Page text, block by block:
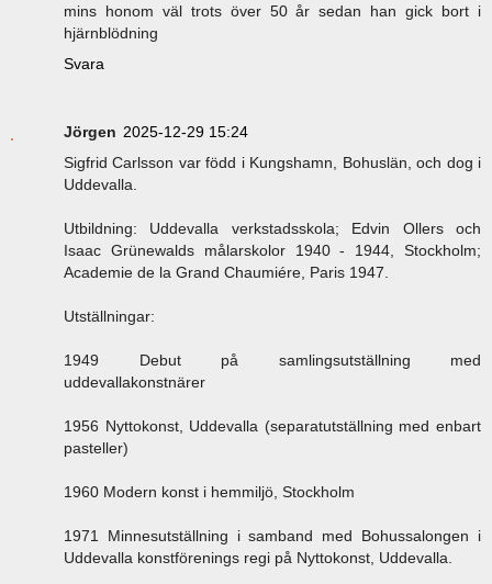
mins honom väl trots över 50 år sedan han gick bort i
hjärnblödning
Svara
Jörgen 2025-12-29 15:24
Sigfrid Carlsson var född i Kungshamn, Bohuslän, och dog i
Uddevalla.
Utbildning: Uddevalla verkstadsskola; Edvin Ollers och
Isaac Grünewalds målarskolor 1940 - 1944, Stockholm;
Academie de la Grand Chaumiére, Paris 1947.
Utställningar:
1949 Debut på samlingsutställning med
uddevallakonstnärer
1956 Nyttokonst, Uddevalla (separatutställning med enbart
pasteller)
1960 Modern konst i hemmiljö, Stockholm
1971 Minnesutställning i samband med Bohussalongen i
Uddevalla konstförenings regi på Nyttokonst, Uddevalla.